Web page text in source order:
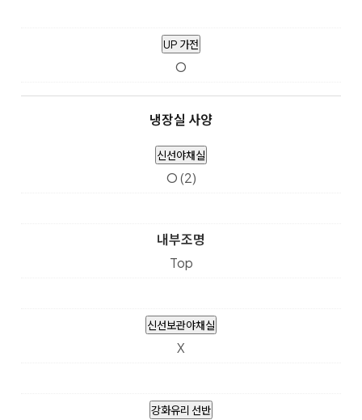
UP 가전
O
냉장실 사양
신선야채실
O (2)
내부조명
Top
신선보관야채실
X
강화유리 선반